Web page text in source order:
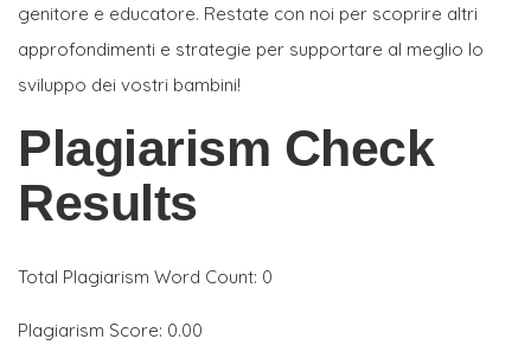
genitore e educatore. Restate con noi per scoprire altri
approfondimenti e strategie per supportare al meglio lo
sviluppo dei vostri bambini!
Plagiarism Check
Results
Total Plagiarism Word Count: 0
Plagiarism Score: 0.00